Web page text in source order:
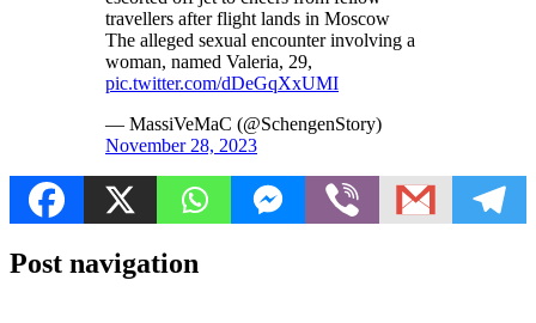
travellers after flight lands in Moscow
The alleged sexual encounter involving a
woman, named Valeria, 29,
pic.twitter.com/dDeGqXxUMI
— MassiVeMaC (@SchengenStory)
November 28, 2023
Post navigation